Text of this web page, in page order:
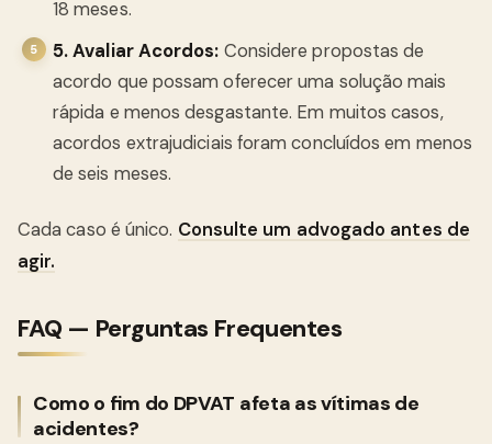
18 meses.
5. Avaliar Acordos: Considere propostas de
acordo que possam oferecer uma solução mais
rápida e menos desgastante. Em muitos casos,
acordos extrajudiciais foram concluídos em menos
de seis meses.
Cada caso é único. Consulte um advogado antes de
agir.
FAQ — Perguntas Frequentes
Como o fim do DPVAT afeta as vítimas de
acidentes?